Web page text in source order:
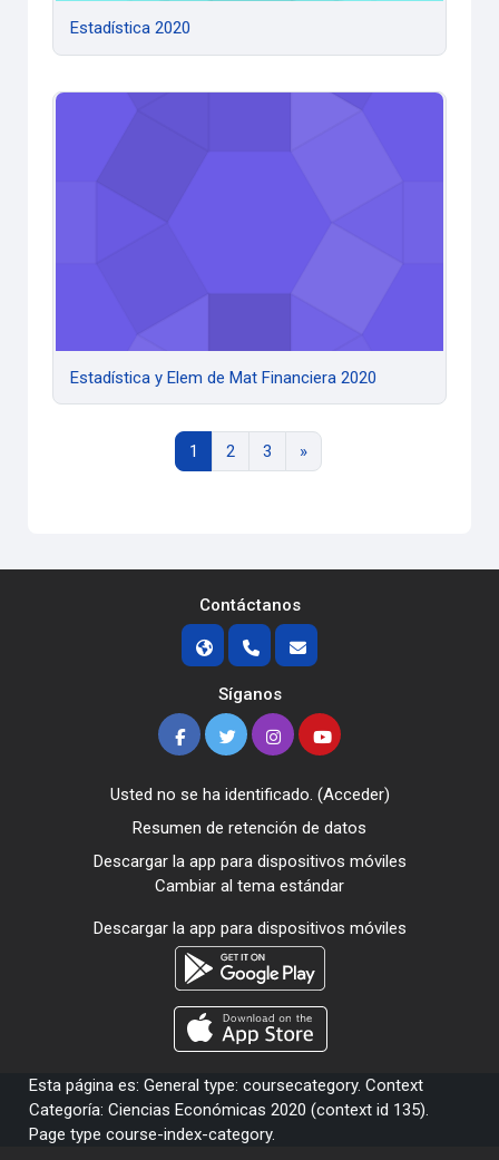
Estadística 2020
Estadística y Elem de Mat Financiera 2020
Estadística y Elem de Mat Financiera 2020
1 Página 1
2 Página 2
3 Página 3
»Siguiente página
Contáctanos
Síganos
Usted no se ha identificado. (Acceder)
Resumen de retención de datos
Descargar la app para dispositivos móviles
Cambiar al tema estándar
Descargar la app para dispositivos móviles
Esta página es: General type: coursecategory. Context
Categoría: Ciencias Económicas 2020 (context id 135).
Page type course-index-category.